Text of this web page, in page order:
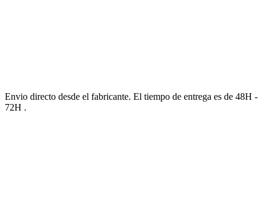
Envio directo desde el fabricante. El tiempo de entrega es de 48H -
72H .